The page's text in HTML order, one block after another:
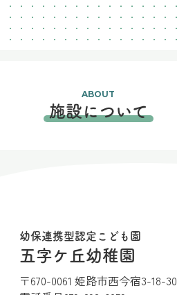
ABOUT
施設について
幼保連携型認定こども園
五字ケ丘幼稚園
〒670-0061 姫路市西今宿3-18-30